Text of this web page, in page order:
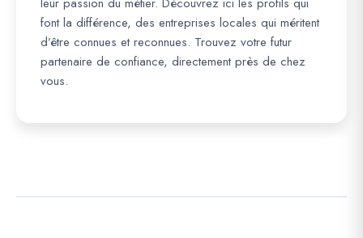
font la différence, des entreprises locales qui méritent
d’être connues et reconnues. Trouvez votre futur
partenaire de confiance, directement près de chez
vous.